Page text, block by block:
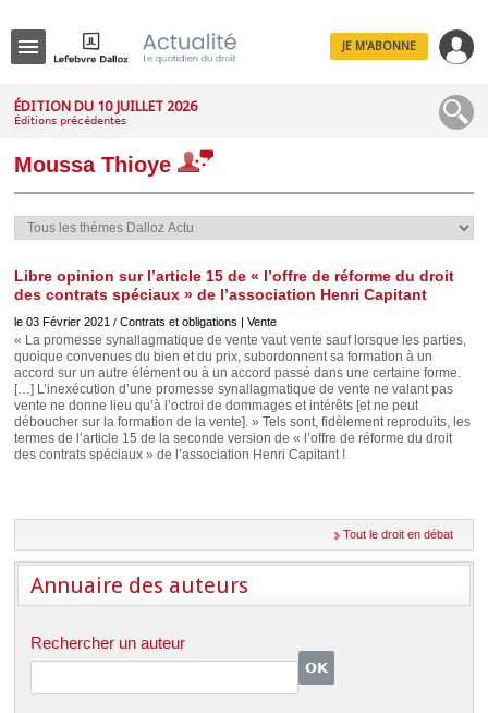
JE M'ABONNE
ÉDITION DU 10 JUILLET 2026
Éditions précédentes
Moussa Thioye
Libre opinion sur l’article 15 de « l’offre de réforme du droit
des contrats spéciaux » de l’association Henri Capitant
le 03 Février 2021 / Contrats et obligations | Vente
« La promesse synallagmatique de vente vaut vente sauf lorsque les parties,
quoique convenues du bien et du prix, subordonnent sa formation à un
accord sur un autre élément ou à un accord passé dans une certaine forme.
[…] L’inexécution d’une promesse synallagmatique de vente ne valant pas
vente ne donne lieu qu’à l’octroi de dommages et intérêts [et ne peut
déboucher sur la formation de la vente]. » Tels sont, fidèlement reproduits, les
termes de l’article 15 de la seconde version de « l’offre de réforme du droit
des contrats spéciaux » de l’association Henri Capitant !
Tout le droit en débat
Annuaire des auteurs
Rechercher un auteur